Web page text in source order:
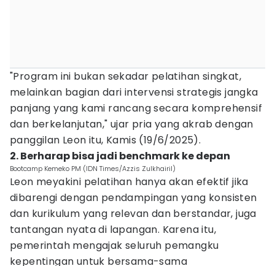
"Program ini bukan sekadar pelatihan singkat,
melainkan bagian dari intervensi strategis jangka
panjang yang kami rancang secara komprehensif
dan berkelanjutan," ujar pria yang akrab dengan
panggilan Leon itu, Kamis (19/6/2025).
2. Berharap bisa jadi benchmark ke depan
Bootcamp Kemeko PM (IDN Times/Azzis Zulkhairil)
Leon meyakini pelatihan hanya akan efektif jika
dibarengi dengan pendampingan yang konsisten
dan kurikulum yang relevan dan berstandar, juga
tantangan nyata di lapangan. Karena itu,
pemerintah mengajak seluruh pemangku
kepentingan untuk bersama-sama